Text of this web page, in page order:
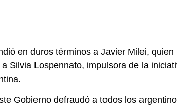
en duros términos a Javier Milei,
Silvia Lospennato, impulsora de la
Gobierno defraudó a todos los